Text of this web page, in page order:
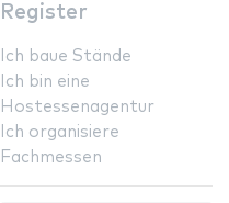
Register
Ich baue Stände
Ich bin eine
Hostessenagentur
Ich organisiere
Fachmessen